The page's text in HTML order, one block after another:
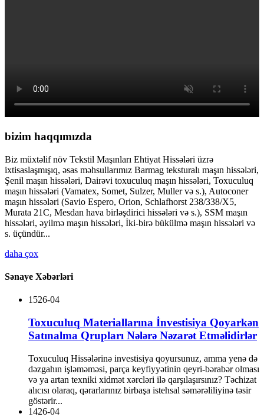
bizim haqqımızda
Biz müxtəlif növ Tekstil Maşınları Ehtiyat Hissələri üzrə
ixtisaslaşmışıq, əsas məhsullarımız Barmag teksturalı maşın hissələri,
Şenil maşın hissələri, Dairəvi toxuculuq maşın hissələri, Toxuculuq
maşın hissələri (Vamatex, Somet, Sulzer, Muller və s.), Autoconer
maşın hissələri (Savio Espero, Orion, Schlafhorst 238/338/X5,
Murata 21C, Mesdan hava birləşdirici hissələri və s.), SSM maşın
hissələri, əyilmə maşın hissələri, İki-birə bükülmə maşın hissələri və
s. üçündür...
daha çox
Sənaye Xəbərləri
1526-04
Toxuculuq Materiallarına İnvestisiya Qoyarkən
Satınalma Qrupları Nələrə Nəzarət Etməlidirlər
Toxuculuq Hissələrinə investisiya qoyursunuz, amma yenə də
dəzgahın işləməməsi, parça keyfiyyətinin qeyri-bərabər olması
və ya artan texniki xidmət xərcləri ilə qarşılaşırsınız? Təchizat
alıcısı olaraq, qərarlarınız birbaşa istehsal səmərəliliyinə təsir
göstərir...
1426-04